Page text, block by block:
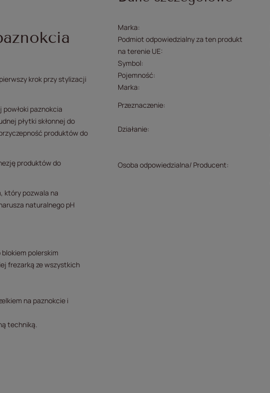
krok przy stylizacji
powłoki paznokcia
płytki skłonnej do
produktów do
produktów do
który pozwala na
naturalnego pH
polerskim
frezarką ze wszystkich
na paznokcie i
techniką.
Marka
Podmiot odpowiedzialny za ten produkt
na terenie UE
Symbol
Pojemność
Marka
Przeznaczenie
Działanie
Osoba odpowiedzialna/ Producent